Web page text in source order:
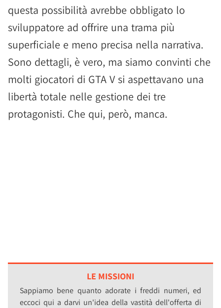
questa possibilità avrebbe obbligato lo
sviluppatore ad offrire una trama più
superficiale e meno precisa nella narrativa.
Sono dettagli, è vero, ma siamo convinti che
molti giocatori di GTA V si aspettavano una
libertà totale nelle gestione dei tre
protagonisti. Che qui, però, manca.
LE MISSIONI
Sappiamo bene quanto adorate i freddi numeri, ed
eccoci qui a darvi un'idea della vastità dell'offerta di